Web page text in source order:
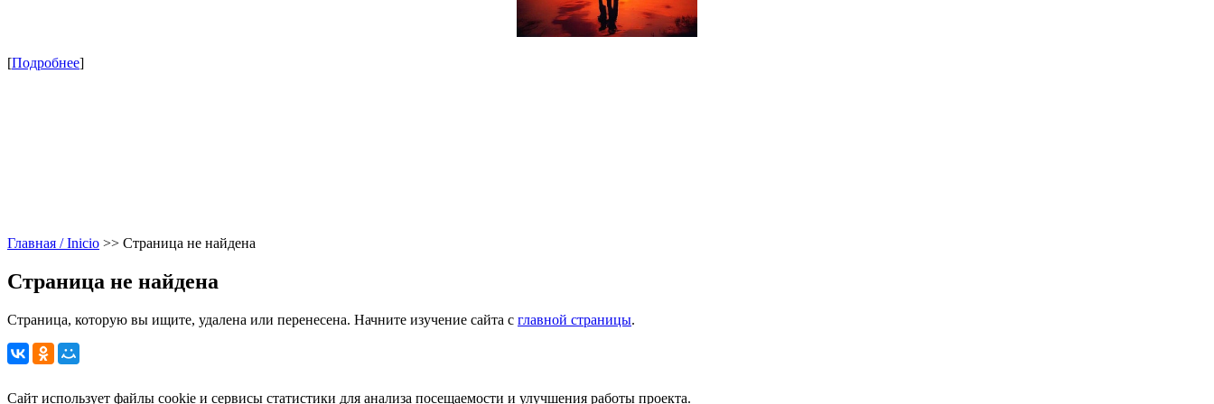
[Подробнее]
Главная / Inicio >> Страница не найдена
Страница не найдена
Страница, которую вы ищите, удалена или перенесена. Начните изучение сайта с главной страницы.
Сайт использует файлы cookie и сервисы статистики для анализа посещаемости и улучшения работы проекта.